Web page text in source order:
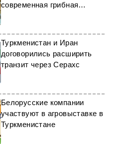
современная грибная
теплица
Туркменистан и Иран
договорились расширить
транзит через Серахс
Белорусские компании
участвуют в агровыставке в
Туркменистане